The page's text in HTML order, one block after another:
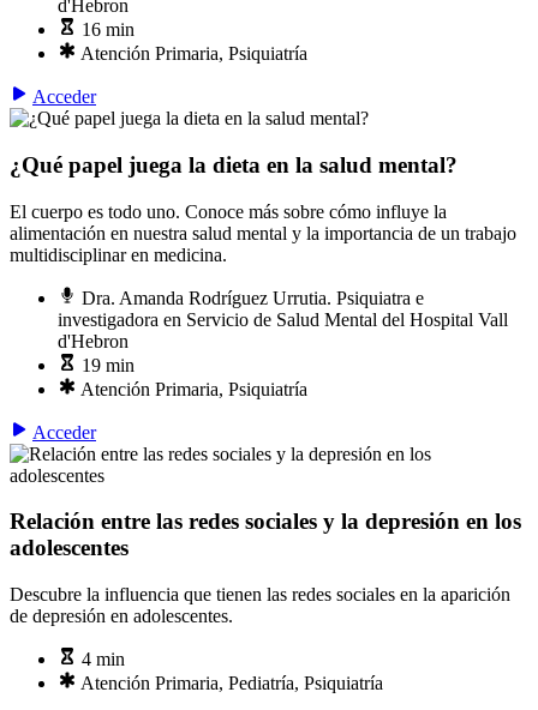
d'Hebron
16 min
Atención Primaria, Psiquiatría
Acceder
¿Qué papel juega la dieta en la salud mental?
El cuerpo es todo uno. Conoce más sobre cómo influye la
alimentación en nuestra salud mental y la importancia de un trabajo
multidisciplinar en medicina.
Dra. Amanda Rodríguez Urrutia. Psiquiatra e
investigadora en Servicio de Salud Mental del Hospital Vall
d'Hebron
19 min
Atención Primaria, Psiquiatría
Acceder
Relación entre las redes sociales y la depresión en los
adolescentes
Descubre la influencia que tienen las redes sociales en la aparición
de depresión en adolescentes.
4 min
Atención Primaria, Pediatría, Psiquiatría